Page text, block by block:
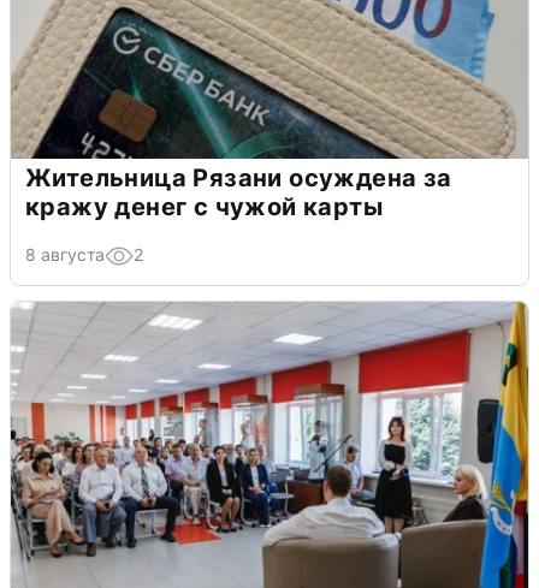
Жительница Рязани осуждена за
кражу денег с чужой карты
8 августа 2